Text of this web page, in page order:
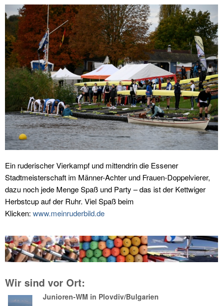
Ein ruderischer Vierkampf und mittendrin die Essener
Stadtmeisterschaft im Männer-Achter und Frauen-Doppelvierer,
dazu noch jede Menge Spaß und Party – das ist der Kettwiger
Herbstcup auf der Ruhr. Viel Spaß beim
Klicken: www.meinruderbild.de
Wir sind vor Ort:
Junioren-WM in Plovdiv/Bulgarien